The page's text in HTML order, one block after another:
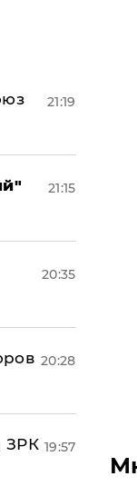
21:19
21:15
20:35
20:28
ЗРК 19:57